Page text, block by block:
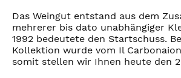
Das Weingut entstand aus dem
mehrerer bis dato unabhängiger
1992 bedeutete den Startschuss.
Kollektion wurde vom Il
somit stellen wir Ihnen heute den